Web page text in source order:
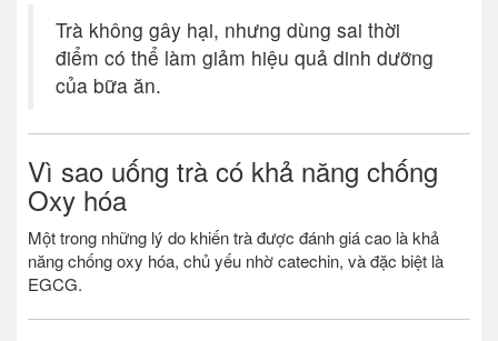
Trà không gây hại, nhưng dùng sai thời
điểm có thể làm giảm hiệu quả dinh dưỡng
của bữa ăn.
Vì sao uống trà có khả năng chống
Oxy hóa
Một trong những lý do khiến trà được đánh giá cao là khả
năng chống oxy hóa, chủ yếu nhờ catechin, và đặc biệt là
EGCG.